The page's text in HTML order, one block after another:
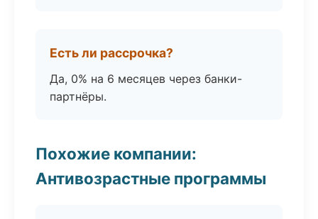
Есть ли рассрочка?
Да, 0% на 6 месяцев через банки-
партнёры.
Похожие компании:
Антивозрастные программы